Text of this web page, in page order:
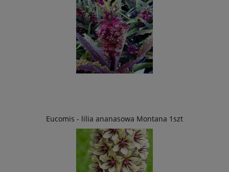
Eucomis - lilia ananasowa Montana 1szt